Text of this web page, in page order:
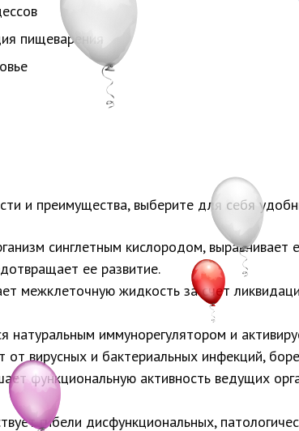
пищеварения
и преимущества, выберите для себя
синглетным кислородом, выравнивает
ее развитие.
межклеточную жидкость за счет
натуральным иммунорегулятором и
от вирусных и бактериальных инфекций,
функциональную активность ведущих
гибели дисфункциональных,